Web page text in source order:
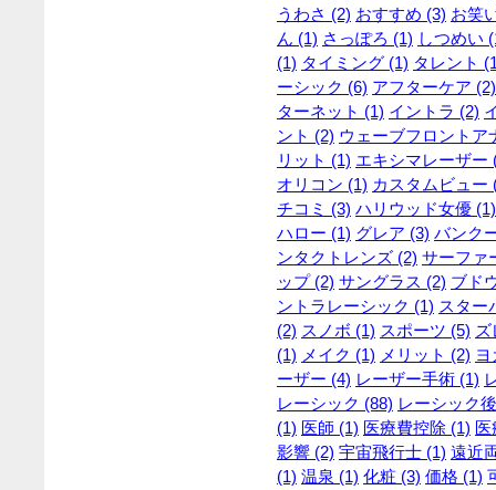
うわさ (2) おすすめ (3) お笑
ん (1) さっぽろ (1) しつめい
(1) タイミング (1) タレント
ーシック (6) アフターケア (2)
ターネット (1) イントラ (2)
ント (2) ウェーブフロントア
リット (1) エキシマレーザー
オリコン (1) カスタムビュー
チコミ (3) ハリウッド女優 (1)
ハロー (1) グレア (3) バンク
ンタクトレンズ (2) サーファ
ップ (2) サングラス (2) ブド
ントラレーシック (1) スター
(2) スノボ (1) スポーツ (5)
(1) メイク (1) メリット (2)
ーザー (4) レーザー手術 (1)
レーシック (88) レーシック
(1) 医師 (1) 医療費控除 (1) 医
影響 (2) 宇宙飛行士 (1) 遠近
(1) 温泉 (1) 化粧 (3) 価格 (1)